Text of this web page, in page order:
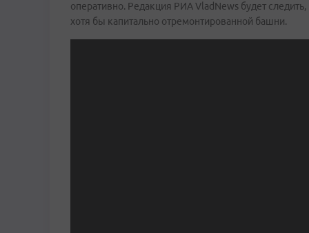
оперативно. Редакция РИА VladNews будет
хотя бы капитально отремонтированной башни.